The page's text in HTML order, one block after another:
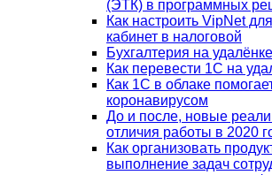
(ЭТК) в программных
Как настроить VipNet
кабинет в налоговой
Бухгалтерия на
Как перевести 1С на
Как 1С в облаке
коронавирусом
До и после, новые
отличия работы в 2020
Как организовать
выполнение задач